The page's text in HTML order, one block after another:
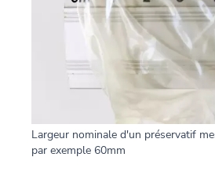
Largeur nominale d'un préservatif
par exemple 60mm